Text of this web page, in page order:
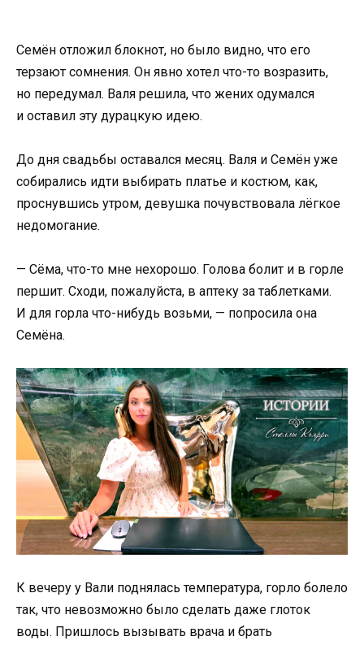
Семён отложил блокнот, но было видно, что его
терзают сомнения. Он явно хотел что-то возразить,
но передумал. Валя решила, что жених одумался
и оставил эту дурацкую идею.
До дня свадьбы оставался месяц. Валя и Семён уже
собирались идти выбирать платье и костюм, как,
проснувшись утром, девушка почувствовала лёгкое
недомогание.
— Сёма, что-то мне нехорошо. Голова болит и в горле
першит. Сходи, пожалуйста, в аптеку за таблетками.
И для горла что-нибудь возьми, — попросила она
Семёна.
К вечеру у Вали поднялась температура, горло болело
так, что невозможно было сделать даже глоток
воды. Пришлось вызывать врача и брать